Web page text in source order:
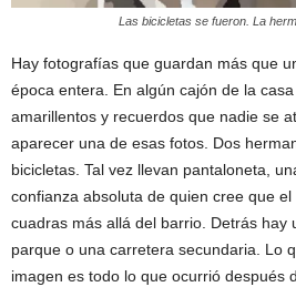
Las bicicletas se fueron. La
Hay fotografías que guardan más que
época entera. En algún cajón de la
amarillentos y recuerdos que nadie se
aparecer una de esas fotos. Dos
bicicletas. Tal vez llevan pantaloneta,
confianza absoluta de quien cree que
cuadras más allá del barrio. Detrás hay
parque o una carretera secundaria. Lo
imagen es todo lo que ocurrió después